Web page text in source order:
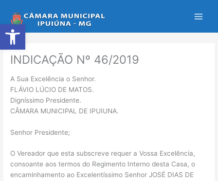
Abrir a barra de ferramentas
para
o
conteúdo
INDICAÇÃO Nº 46/2019
A Sua Excelência o Senhor.
FLÁVIO LÚCIO DE MATOS.
Digníssimo Presidente.
CÂMARA MUNICIPAL DE IPUIUNA.
Senhor Presidente;
O Vereador que esta subscreve requer a Vossa Excelência,
consoante aos termos do Regimento Interno desta Casa, o
encaminhamento ao Excelentíssimo Senhor JOSÉ DIAS DE